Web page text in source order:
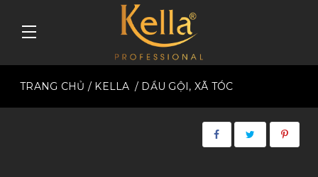
TRANG CHỦ / KELLA / DẦU GỘI, XÃ TÓC